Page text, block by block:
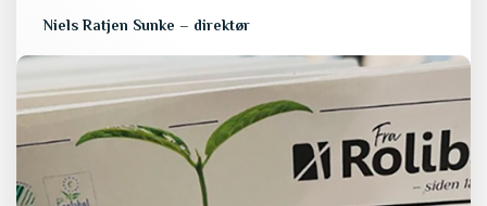
Niels Ratjen Sunke – direktør